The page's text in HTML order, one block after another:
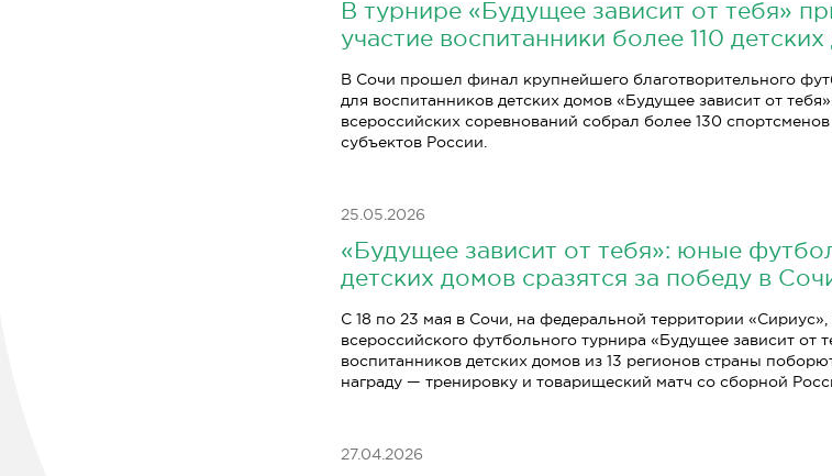
В турнире «Будущее зависит от тебя»
участие воспитанники более 110
В Сочи прошел финал крупнейшего благотворительного
для воспитанников детских домов «Будущее зависит от
всероссийских соревнований собрал более 130 спортсменов
субъектов России.
25.05.2026
«Будущее зависит от тебя»: юные
детских домов сразятся за победу в
С 18 по 23 мая в Сочи, на федеральной территории
всероссийского футбольного турнира «Будущее зависит от
воспитанников детских домов из 13 регионов страны
награду — тренировку и товарищеский матч со сборной
27.04.2026